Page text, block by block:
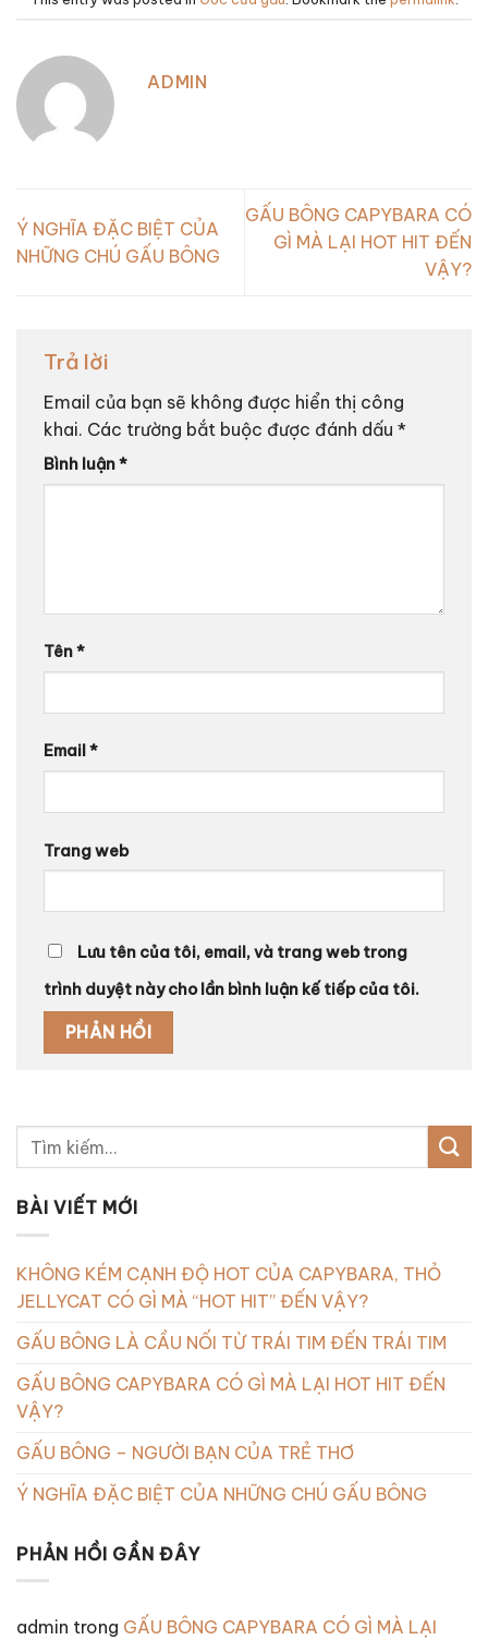
ADMIN
Ý NGHĨA ĐẶC BIỆT CỦA
NHỮNG CHÚ GẤU BÔNG
GẤU BÔNG CAPYBARA CÓ
GÌ MÀ LẠI HOT HIT ĐẾN
VẬY?
Trả lời
Email của bạn sẽ không được hiển thị công
khai. Các trường bắt buộc được đánh dấu *
Bình luận*
Tên*
Email *
Trang web
Lưu tên của tôi, email, và trang web trong
trình duyệt này cho lần bình luận kế tiếp của tôi.
BÀI VIẾT MỚI
KHÔNG KÉM CẠNH ĐỘ HOT CỦA CAPYBARA, THỎ
JELLYCAT CÓ GÌ MÀ “HOT HIT” ĐẾN VẬY?
GẤU BÔNG LÀ CẦU NỐI TỪ TRÁI TIM ĐẾN TRÁI TIM
GẤU BÔNG CAPYBARA CÓ GÌ MÀ LẠI HOT HIT ĐẾN
VẬY?
GẤU BÔNG – NGƯỜI BẠN CỦA TRẺ THƠ
Ý NGHĨA ĐẶC BIỆT CỦA NHỮNG CHÚ GẤU BÔNG
PHẢN HỒI GẦN ĐÂY
admin trong GẤU BÔNG CAPYBARA CÓ GÌ MÀ LẠI